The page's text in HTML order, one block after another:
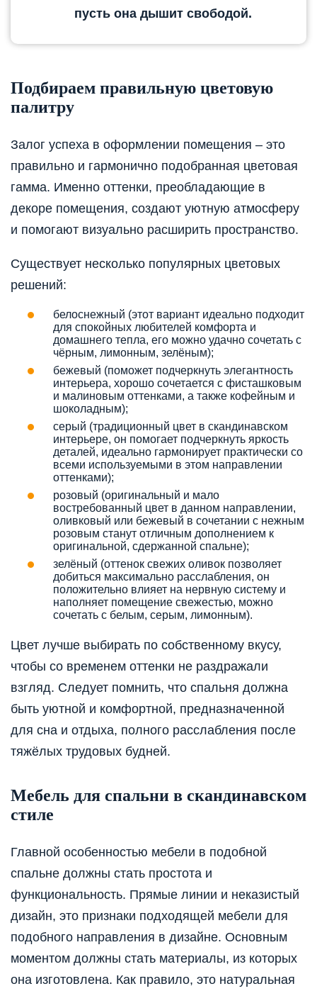
пусть она дышит свободой.
Подбираем правильную цветовую
палитру
Залог успеха в оформлении помещения – это
правильно и гармонично подобранная цветовая
гамма. Именно оттенки, преобладающие в
декоре помещения, создают уютную атмосферу
и помогают визуально расширить пространство.
Существует несколько популярных цветовых
решений:
белоснежный (этот вариант идеально подходит
для спокойных любителей комфорта и
домашнего тепла, его можно удачно сочетать с
чёрным, лимонным, зелёным);
бежевый (поможет подчеркнуть элегантность
интерьера, хорошо сочетается с фисташковым
и малиновым оттенками, а также кофейным и
шоколадным);
серый (традиционный цвет в скандинавском
интерьере, он помогает подчеркнуть яркость
деталей, идеально гармонирует практически со
всеми используемыми в этом направлении
оттенками);
розовый (оригинальный и мало
востребованный цвет в данном направлении,
оливковый или бежевый в сочетании с нежным
розовым станут отличным дополнением к
оригинальной, сдержанной спальне);
зелёный (оттенок свежих оливок позволяет
добиться максимально расслабления, он
положительно влияет на нервную систему и
наполняет помещение свежестью, можно
сочетать с белым, серым, лимонным).
Цвет лучше выбирать по собственному вкусу,
чтобы со временем оттенки не раздражали
взгляд. Следует помнить, что спальня должна
быть уютной и комфортной, предназначенной
для сна и отдыха, полного расслабления после
тяжёлых трудовых будней.
Мебель для спальни в скандинавском
стиле
Главной особенностью мебели в подобной
спальне должны стать простота и
функциональность. Прямые линии и неказистый
дизайн, это признаки подходящей мебели для
подобного направления в дизайне. Основным
моментом должны стать материалы, из которых
она изготовлена. Как правило, это натуральная